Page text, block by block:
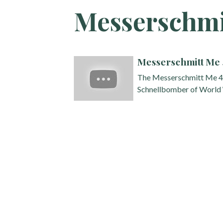
Messerschmitt Me
The Messerschmitt Me
Schnellbomber of World